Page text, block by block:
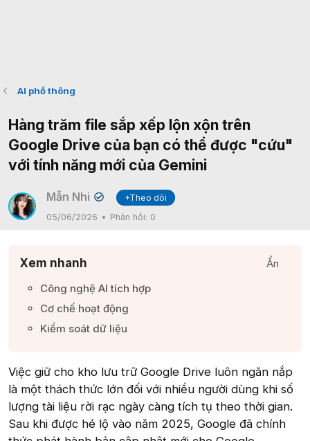
AI phổ thông
Hàng trăm file sắp xếp lộn xộn trên
Google Drive của bạn có thể được "cứu"
với tính năng mới của Gemini
Mẫn Nhi ✔
+Theo dõi
05/06/2026
Phản hồi: 0
Xem nhanh
Ẩn
Công nghệ AI tích hợp​
Cơ chế hoạt động​
Kiểm soát dữ liệu​
Việc giữ cho kho lưu trữ Google Drive luôn ngăn nắp
là một thách thức lớn đối với nhiều người dùng khi số
lượng tài liệu rời rạc ngày càng tích tụ theo thời gian.
Sau khi được hé lộ vào năm 2025, Google đã chính